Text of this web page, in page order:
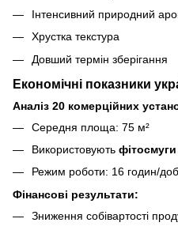
Інтенсивний природний
Хрустка текстура
Довший термін зберігання
Економічні показники
Аналіз 20 комерційних
Середня площа: 75 м²
Використовують фітосмуги
Режим роботи: 16 годин/
Фінансові результати:
Зниження собівартості